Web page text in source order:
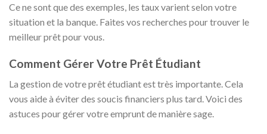
Ce ne sont que des exemples, les taux varient selon votre
situation et la banque. Faites vos recherches pour trouver le
meilleur prêt pour vous.
Comment Gérer Votre Prêt Étudiant
La gestion de votre prêt étudiant est très importante. Cela
vous aide à éviter des soucis financiers plus tard. Voici des
astuces pour gérer votre emprunt de manière sage.